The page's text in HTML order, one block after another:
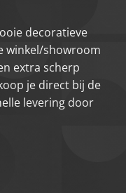
decoratieve
winkel/showroom
extra scherp
je direct bij de
levering door